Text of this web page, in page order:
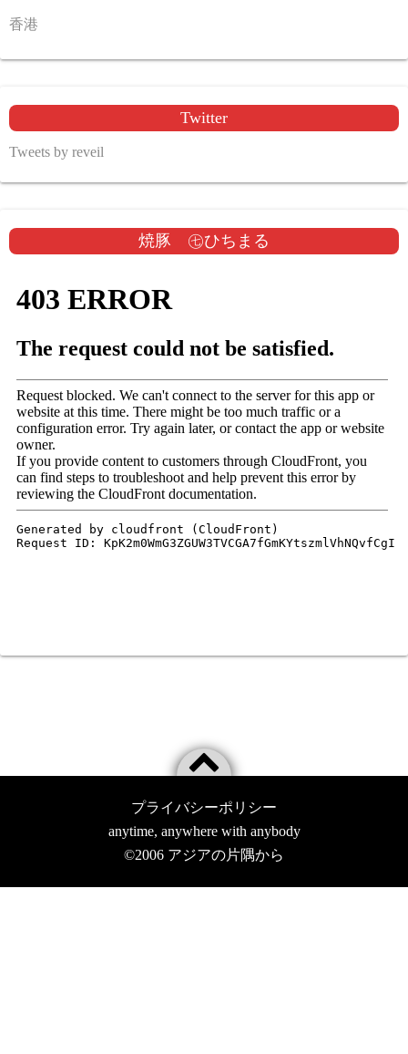
香港
Twitter
Tweets by reveil
焼豚 ㊆ひちまる
プライバシーポリシー
anytime, anywhere with anybody
©2006 アジアの片隅から